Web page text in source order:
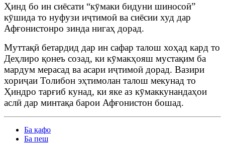
Ҳинд бо ин сиёсати “кӯмаки бидуни шиносоӣ”
кӯшида то нуфузи иҷтимоӣ ва сиёсии худ дар
Афғонистонро зинда нигаҳ дорад.
Муттақӣ бетардид дар ин сафар талош хоҳад кард то
Деҳлиро қонеъ созад, ки кӯмакҳояш мустақим ба
мардум мерасад ва асари иҷтимоӣ дорад. Вазири
хориҷаи Толибон эҳтимолан талош мекунад то
Ҳиндро тарғиб кунад, ки яке аз кӯмаккунандаҳои
аслӣ дар минтақа барои Афғонистон бошад.
Ба қафо
Ба пеш